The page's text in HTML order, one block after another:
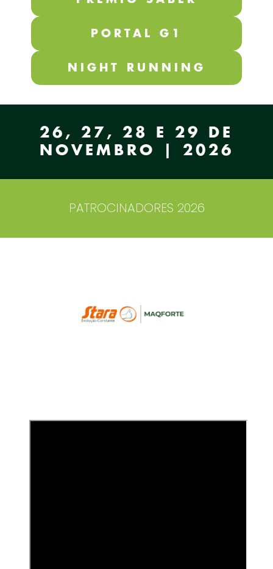
PORTAL G1
NIGHT RUNNING
26, 27, 28 E 29 DE
NOVEMBRO | 2026
PATROCINADORES 2026